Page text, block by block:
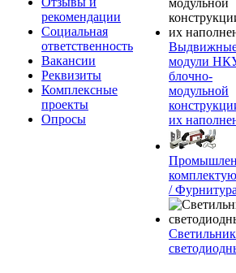
рекомендации
Социальная
ответственность
Вакансии
Реквизиты
Комплексные
проекты
Опросы
модули
блочно-
модульной
их
/ Фурнитура